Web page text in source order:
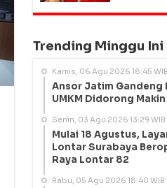
Trending Minggu Ini
Kamis, 06 Agu 2026 18:45 WIB
Ansor Jatim Gandeng
UMKM Didorong
Senin, 03 Agu 2026 13:29 WIB
Mulai 18 Agustus,
Lontar Surabaya
Raya Lontar 82
Rabu, 05 Agu 2026 18:40 WIB